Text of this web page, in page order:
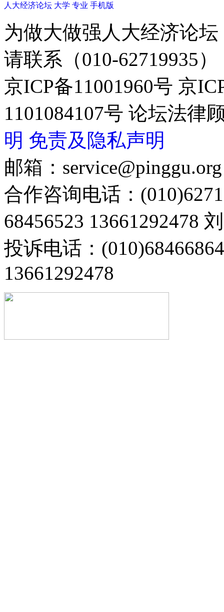
人大经济论坛 大学 专业 手机版
为做大做强人大经济论
请联系（010-62719935）
京ICP备11001960号 京
1101084107号 论坛法律
明 免责及隐私声明
邮箱：service@pinggu.org
合作咨询电话：
68456523 13661292478
投诉电话：
13661292478